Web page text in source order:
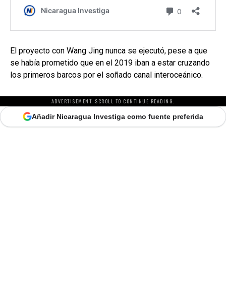
El proyecto con Wang Jing nunca se ejecutó, pese a que
se había prometido que en el 2019 iban a estar cruzando
los primeros barcos por el soñado canal interoceánico.
ADVERTISEMENT. SCROLL TO CONTINUE READING.
Añadir Nicaragua Investiga como fuente preferida